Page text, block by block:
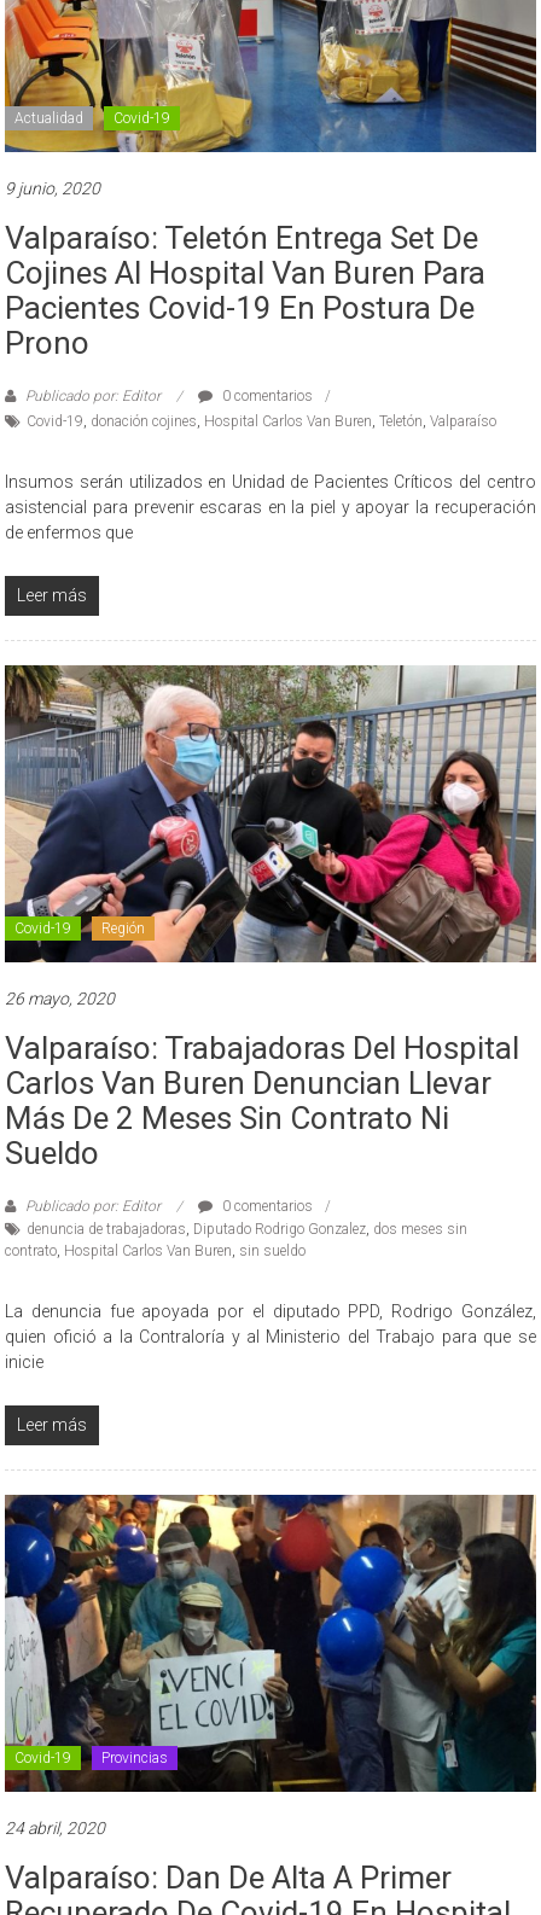
Actualidad Covid-19
9 junio, 2020
Valparaíso: Teletón Entrega Set De
Cojines Al Hospital Van Buren Para
Pacientes Covid-19 En Postura De
Prono
Publicado por: Editor
0 comentarios
Covid-19, donación cojines, Hospital Carlos Van Buren,Teletón,Valparaíso
Insumos serán utilizados en Unidad de Pacientes Críticos del centro
asistencial para prevenir escaras en la piel y apoyar la recuperación
de enfermos que
Leer más
Covid-19 Región
26 mayo, 2020
Valparaíso: Trabajadoras Del Hospital
Carlos Van Buren Denuncian Llevar
Más De 2 Meses Sin Contrato Ni
Sueldo
Publicado por: Editor
0 comentarios
denuncia de trabajadoras, Diputado Rodrigo Gonzalez, dos meses sin
contrato, Hospital Carlos Van Buren, sin sueldo
La denuncia fue apoyada por el diputado PPD, Rodrigo González,
quien ofició a la Contraloría y al Ministerio del Trabajo para que se
inicie
Leer más
Covid-19 Provincias
24 abril, 2020
Valparaíso: Dan De Alta A Primer